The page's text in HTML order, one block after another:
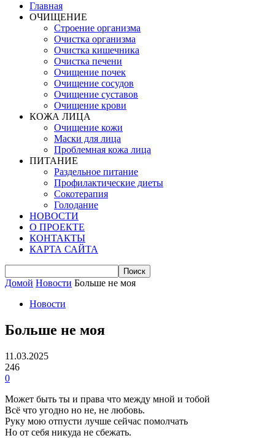
Главная
ОЧИЩЕНИЕ
Строение организма
Очистка организма
Очистка кишечника
Очистка печени
Очищение почек
Очищение сосудов
Очищение суставов
Очищение крови
КОЖА ЛИЦА
Очищение кожи
Маски для лица
Проблемная кожа лица
ПИТАНИЕ
Раздельное питание
Профилактические диеты
Сокотерапия
Голодание
НОВОСТИ
О ПРОЕКТЕ
КОНТАКТЫ
КАРТА САЙТА
Домой Новости Больше не моя
Новости
Больше не моя
11.03.2025
246
0
Может быть ты и права что между мной и тобой
Всё что угодно но не, не любовь.
Руку мою отпусти лучше сейчас помолчать
Но от себя никуда не сбежать.